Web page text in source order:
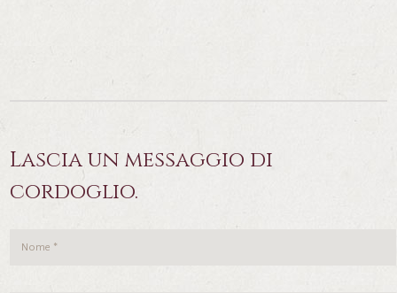
Lascia un messaggio di
cordoglio.